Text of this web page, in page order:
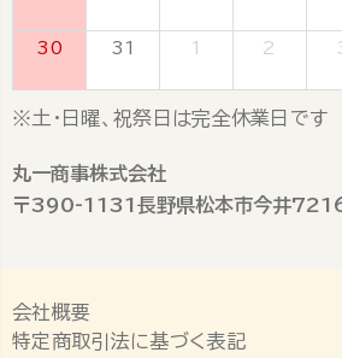
30 31 1 2
※土・日曜、祝祭日は完全休業日です
丸一商事株式会社
〒390-1131長野県松本市今井
会社概要
特定商取引法に基づく表記